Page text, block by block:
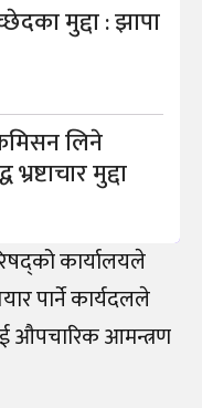
मुद्दा : झापा
लिने
मुद्दा
कार्यालयले
पार्ने कार्यदलले
औपचारिक आमन्त्रण